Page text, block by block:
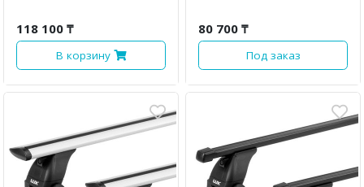
118 100 ₸
В корзину
80 700 ₸
Под заказ